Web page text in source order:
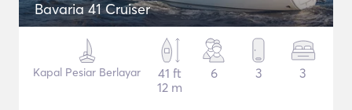
Bavaria 41 Cruiser
Kapal Pesiar Berlayar
41 ft
12 m
6 3 3